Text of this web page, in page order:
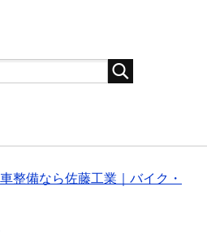
整備なら佐藤工業｜バイク・